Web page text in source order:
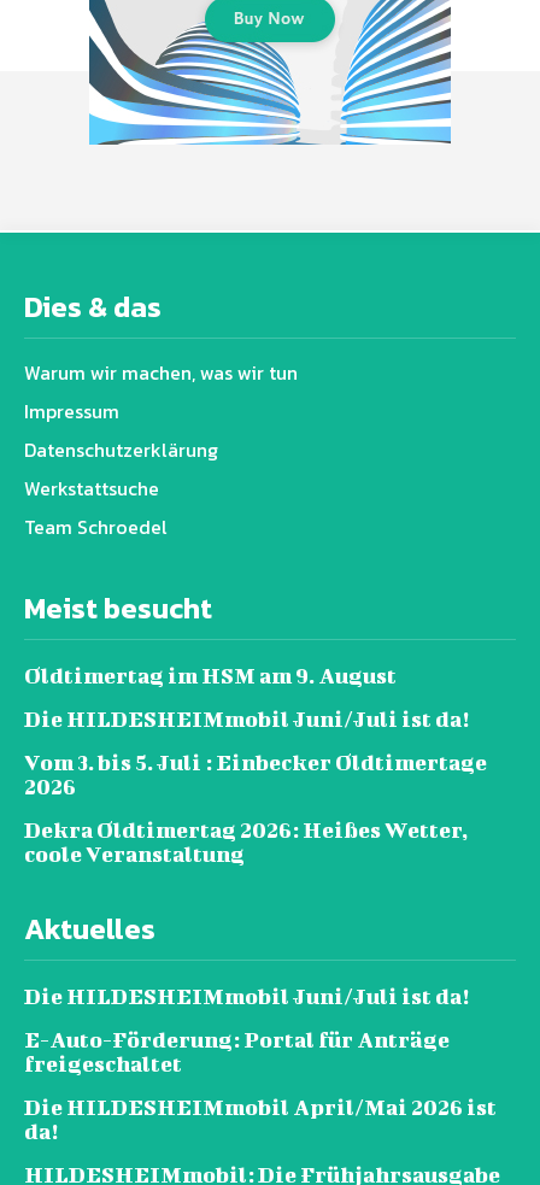
Dies & das
Warum wir machen, was wir tun
Impressum
Datenschutz­erklärung
Werkstattsuche
Team Schroedel
Meist besucht
Oldtimertag im HSM am 9. August
Die HILDESHEIMmobil Juni/Juli ist da!
Vom 3. bis 5. Juli : Einbecker Oldtimertage
2026
Dekra Oldtimertag 2026: Heißes Wetter,
coole Veranstaltung
Aktuelles
Die HILDESHEIMmobil Juni/Juli ist da!
E-Auto-Förderung: Portal für Anträge
freigeschaltet
Die HILDESHEIMmobil April/Mai 2026 ist
da!
HILDESHEIMmobil: Die Frühjahrsausgabe